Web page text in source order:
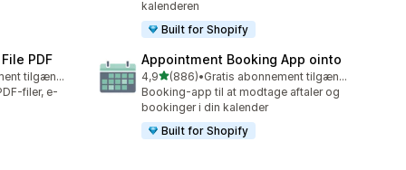
kalenderen
Built for Shopify
PDF
Gratis abonnement tilgængeligt
filer, e-
Appointment Booking App ointo
4,9ud af 5 stjerner
(886)
886 anmeldelser i alt
•
Gratis abonnement tilgængeligt
Booking-app til at modtage aftaler og
bookinger i din kalender
Built for Shopify